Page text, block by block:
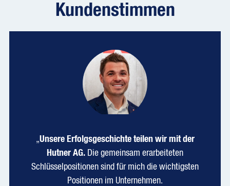
Kundenstimmen
„Unsere Erfolgsgeschichte teilen wir mit der
Hutner AG. Die gemeinsam erarbeiteten
Schlüsselpositionen sind für mich die wichtigsten
Positionen im Unternehmen.